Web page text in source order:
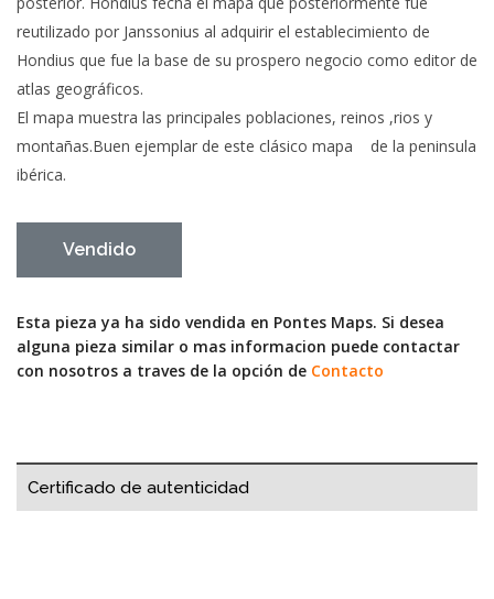
reutilizado por Janssonius al adquirir el establecimiento de
Hondius que fue la base de su prospero negocio como editor de
atlas geográficos.
El mapa muestra las principales poblaciones, reinos ,rios y
montañas.Buen ejemplar de este clásico mapa de la peninsula
ibérica.
Vendido
Esta pieza ya ha sido vendida en Pontes Maps. Si desea
alguna pieza similar o mas informacion puede contactar
con nosotros a traves de la opción de Contacto
Certificado de autenticidad